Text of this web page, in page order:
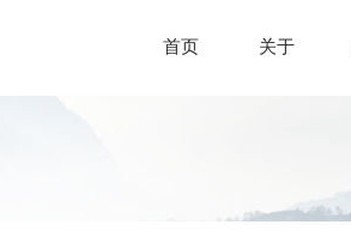
首页 关于